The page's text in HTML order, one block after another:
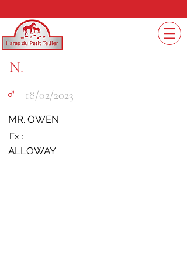
N.
♂︎ 18/02/2023
MR. OWEN
Ex :
ALLOWAY